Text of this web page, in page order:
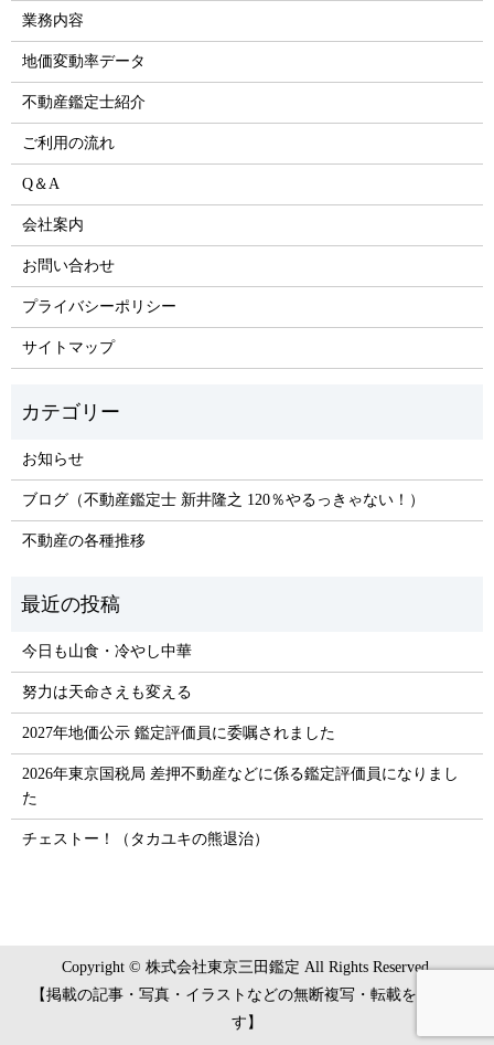
業務内容
地価変動率データ
不動産鑑定士紹介
ご利用の流れ
Q＆A
会社案内
お問い合わせ
プライバシーポリシー
サイトマップ
お知らせ
ブログ（不動産鑑定士 新井隆之 120％やるっきゃない！）
不動産の各種推移
今日も山食・冷やし中華
努力は天命さえも変える
2027年地価公示 鑑定評価員に委嘱されました
2026年東京国税局 差押不動産などに係る鑑定評価員になりまし
た
チェストー！（タカユキの熊退治）
Copyright © 株式会社東京三田鑑定 All Rights Reserved.
【掲載の記事・写真・イラストなどの無断複写・転載を禁じま
す】